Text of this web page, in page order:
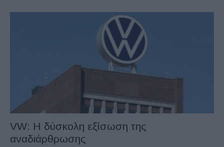
VW: Η δύσκολη εξίσωση της
αναδιάρθρωσης